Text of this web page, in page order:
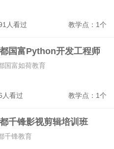
人看过 教学点：1个
国富Python开发工程师
班
人看过 教学点：1个
国富如荷教育
千锋影视剪辑培训班
千锋教育